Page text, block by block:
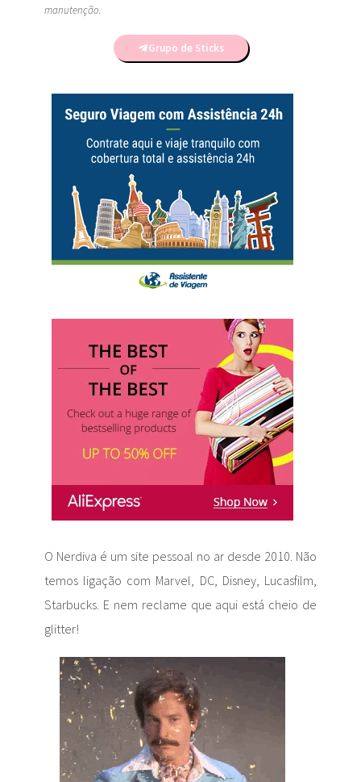
manutenção.
Grupo de Sticks
O Nerdiva é um site pessoal no ar desde 2010. Não
temos ligação com Marvel, DC, Disney, Lucasfilm,
Starbucks. E nem reclame que aqui está cheio de
glitter!